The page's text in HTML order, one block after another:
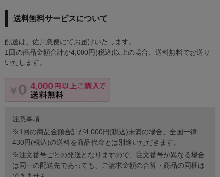
送料無料サービスについて
配送は、佐川急便にてお届けいたします。
1回の商品金額合計が4,000円(税込)以上の場合、送料無料でお送り
いたします。
注意事項
※1回の商品金額合計が4,000円(税込)未満の場合、全国一律
430円(税込)の送料を商品代金とは別途いただきます。
※注文番号ごとの発送となりますので、注文番号が異なる場合
は同一の配送先であっても、ご請求金額の合算・商品の同梱は